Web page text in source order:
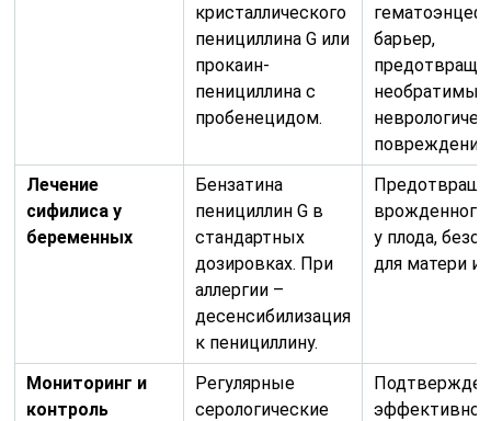
кристаллического
пенициллина G или
прокаин-
пенициллина с
пробенецидом.
барьер,
необратимых
Лечение
сифилиса у
беременных
Бензатина
пенициллин G в
стандартных
дозировках. При
аллергии –
десенсибилизация
к пенициллину.
врожденного
у плода,
для матери и
Мониторинг и
контроль
Регулярные
серологические